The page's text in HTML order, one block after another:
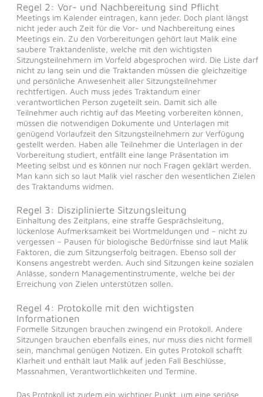
Regel 2: Vor- und Nachbereitung sind Pflicht
Meetings im Kalender eintragen, kann jeder. Doch plant längst
nicht jeder auch Zeit für die Vor- und Nachbereitung eines
Meetings ein. Zu den Vorbereitungen gehört laut Malik eine
saubere Traktandenliste, welche mit den wichtigsten
Sitzungsteilnehmern im Vorfeld abgesprochen wird. Die Liste darf
nicht zu lang sein und die Traktanden müssen die gleichzeitige
und persönliche Anwesenheit aller Sitzungsteilnehmer
rechtfertigen. Auch muss jedes Traktandum einer
verantwortlichen Person zugeteilt sein. Damit sich alle
Teilnehmer auch richtig auf das Meeting vorbereiten können,
müssen die notwendigen Dokumente und Unterlagen mit
genügend Vorlaufzeit den Sitzungsteilnehmern zur Verfügung
gestellt werden. Haben alle Teilnehmer die Unterlagen in der
Vorbereitung studiert, entfällt eine lange Präsentation im
Meeting selbst und es können nur noch Fragen geklärt werden.
Man kann sich so laut Malik viel rascher den wesentlichen Zielen
des Traktandums widmen.
Regel 3: Disziplinierte Sitzungsleitung
Einhaltung des Zeitplans, eine straffe Gesprächsleitung,
lückenlose Aufmerksamkeit bei Wortmeldungen und – nicht zu
vergessen – Pausen für biologische Bedürfnisse sind laut Malik
Faktoren, die zum Sitzungserfolg beitragen. Ebenso soll der
Konsens angestrebt werden. Auch sind Sitzungen keine sozialen
Anlässe, sondern Managementinstrumente, welche bei der
Erreichung von Zielen unterstützen sollen.
Regel 4: Protokolle mit den wichtigsten
Informationen
Formelle Sitzungen brauchen zwingend ein Protokoll. Andere
Sitzungen brauchen ebenfalls eines, nur muss dies nicht formell
sein, manchmal genügen Notizen. Ein gutes Protokoll schafft
Klarheit und enthält laut Malik auf jeden Fall Beschlüsse,
Massnahmen, Verantwortlichkeiten und Termine.
Das Protokoll ist zudem ein wichtiger Punkt, um eine seriöse